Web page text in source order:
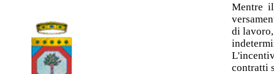
Mentre il
di lavoro,
contratti